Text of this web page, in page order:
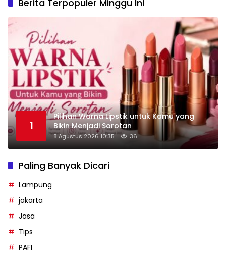
Berita Terpopuler Minggu Ini
1
Pilihan Warna Lipstik untuk Kamu yang
Bikin Menjadi Sorotan
8 Agustus 2026 10:35 36
Paling Banyak Dicari
Lampung
jakarta
Jasa
Tips
PAFI